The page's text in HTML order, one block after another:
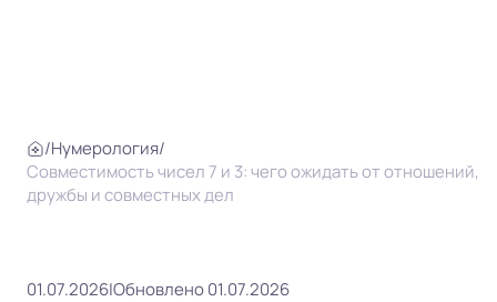
/Нумерология/
Совместимость чисел 7 и 3: чего ожидать от отношений,
дружбы и совместных дел
01.07.2026|Обновлено 01.07.2026